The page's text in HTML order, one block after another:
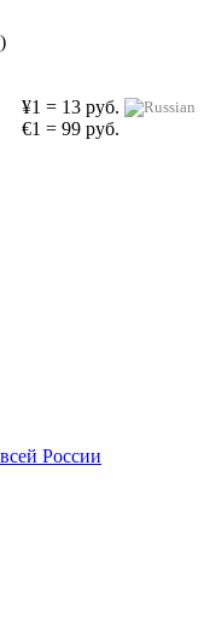
¥1 = 13 руб.
€1 = 99 руб.
России